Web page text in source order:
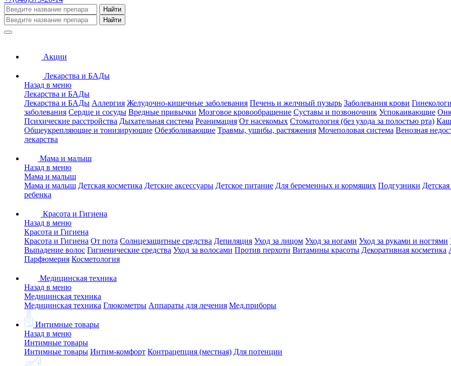
Найти
Найти
Акции
Лекарства и БАДы
Назад в меню
Лекарства и БАДы
Лекарства и БАДы Аллергия Желудочно-кишечные заболевания Печень и желчный пузырь Заболевания крови
заболевания Сердце и сосуды Вредные привычки Мозговое кровообращение Суставы и позвоночник Успокаивающие
Психические расстройства Дыхательная система Реанимация От насекомых Стоматология (без ухода за полостью рта)
Общеукрепляющие и тонизирующие Обезболивающие Травмы, ушибы, растяжения Мочеполовая система Венозная
лекарства
Мама и малыш
Назад в меню
Мама и малыш
Мама и малыш Детская косметика Детские аксессуары Детское питание Для беременных и кормящих Подгузники
ребенка
Красота и Гигиена
Назад в меню
Красота и Гигиена
Красота и Гигиена От пота Солнцезащитные средства Депиляция Уход за лицом Уход за ногами Уход за руками и ногтями
Выпадение волос Гигиенические средства Уход за волосами Против перхоти Витамины красоты Декоративная косметика
Парфюмерия Косметология
Медицинская техника
Назад в меню
Медицинская техника
Медицинская техника Глюкометры Аппараты для лечения Мед.приборы
Интимные товары
Назад в меню
Интимные товары
Интимные товары Интим-комфорт Контрацепция (местная) Для потенции